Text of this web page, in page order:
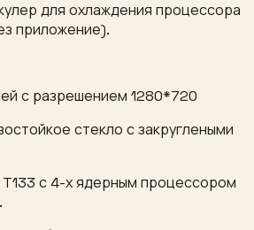
для охлаждения процессора
приложение).
с разрешением 1280*720
стекло с закруглеными
с 4-х ядерным процессором